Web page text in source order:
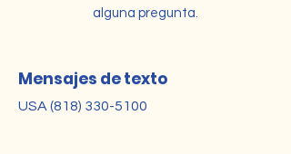
alguna pregunta.
Mensajes de texto
USA (818) 330-5100